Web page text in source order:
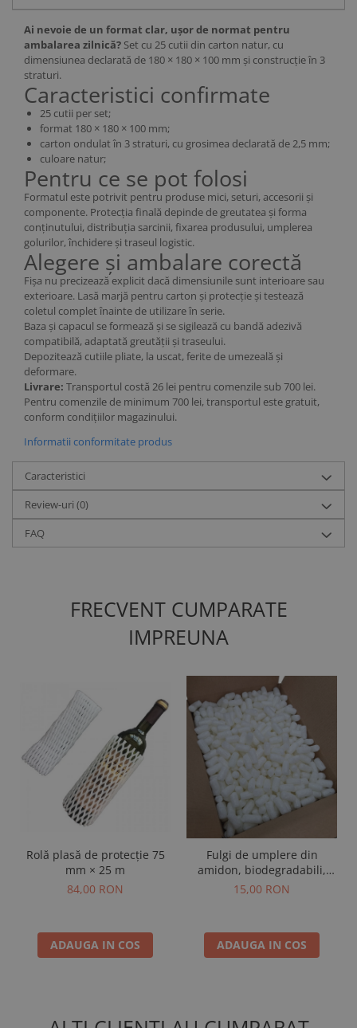
Ai nevoie de un format clar, ușor de normat pentru
ambalarea zilnică? Set cu 25 cutii din carton natur, cu
dimensiunea declarată de 180 × 180 × 100 mm și construcție în 3
straturi.
Caracteristici confirmate
25 cutii per set;
format 180 × 180 × 100 mm;
carton ondulat în 3 straturi, cu grosimea declarată de 2,5 mm;
culoare natur;
Pentru ce se pot folosi
Formatul este potrivit pentru produse mici, seturi, accesorii și
componente. Protecția finală depinde de greutatea și forma
conținutului, distribuția sarcinii, fixarea produsului, umplerea
golurilor, închidere și traseul logistic.
Alegere și ambalare corectă
Fișa nu precizează explicit dacă dimensiunile sunt interioare sau
exterioare. Lasă marjă pentru carton și protecție și testează
coletul complet înainte de utilizare în serie.
Baza și capacul se formează și se sigilează cu bandă adezivă
compatibilă, adaptată greutății și traseului.
Depozitează cutiile pliate, la uscat, ferite de umezeală și
deformare.
Livrare: Transportul costă 26 lei pentru comenzile sub 700 lei.
Pentru comenzile de minimum 700 lei, transportul este gratuit,
conform condițiilor magazinului.
Informatii conformitate produs
Caracteristici
Review-uri (0)
FAQ
FRECVENT CUMPARATE
IMPREUNA
Rolă plasă de protecție 75
mm × 25 m
84,00 RON
ADAUGA IN COS
Fulgi de umplere din
amidon, biodegradabili,
alb, 24 L, cutie
15,00 RON
ADAUGA IN COS